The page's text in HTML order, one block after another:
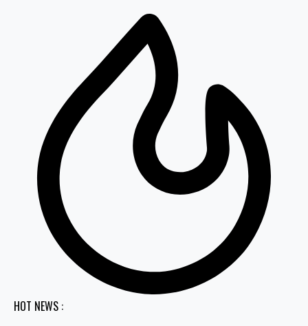
HOT NEWS :